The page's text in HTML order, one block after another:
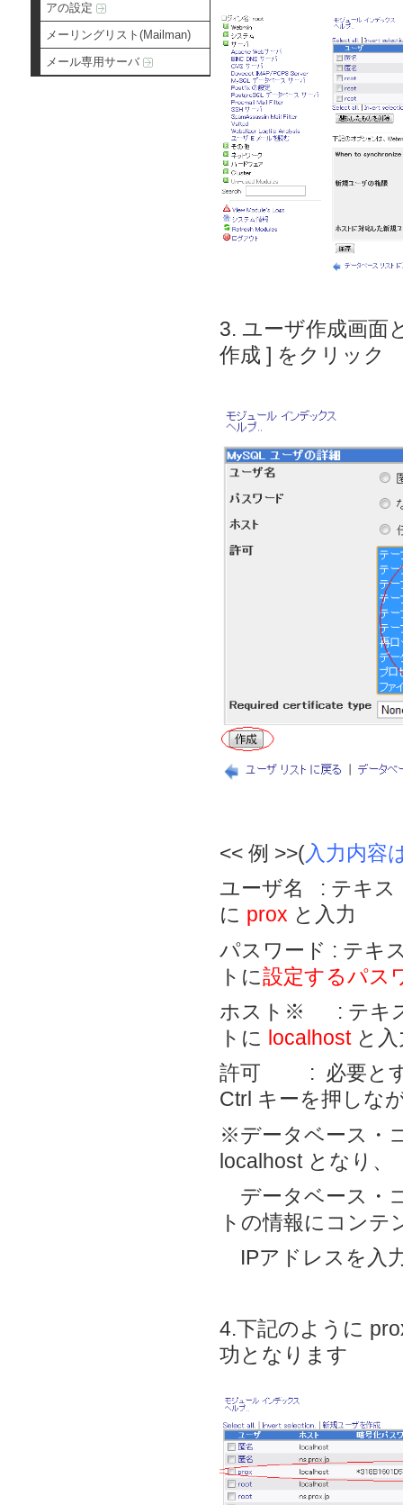
アの設定
メーリングリスト(Mailman)
メール専用サーバ
3. ユーザ作成画面
作成 ] をクリック
<< 例 >>(入力内容
ユーザ名 : テキス
に prox と入力
パスワード : テキ
トに設定するパス
ホスト※ : テキス
トに localhost と
許可 : 必要とす
Ctrl キーを押しな
※データベース・
localhost となり、
データベース・
トの情報にコンテ
IPアドレスを入
4.下記のように
功となります